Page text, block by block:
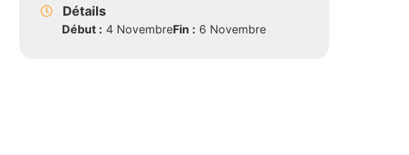
Détails
Début : 4 NovembreFin : 6 Novembre